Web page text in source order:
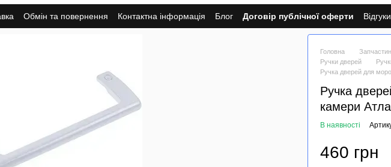
Обмін та повернення Контактна інформація Блог Договір публічної оферти
Головна
Ручки дверей
Ручка дверей для
Ручка
камери
В наявності
460 грн